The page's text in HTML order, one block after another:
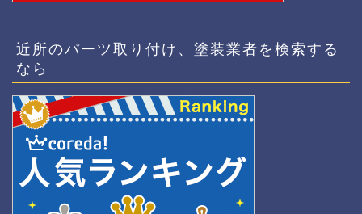
近所のパーツ取り付け、塗装業者を検索する
なら